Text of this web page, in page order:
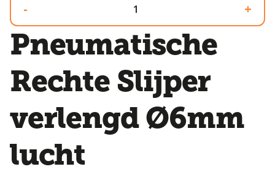
- +
Pneumatische
Rechte Slijper
verlengd Ø6mm
lucht